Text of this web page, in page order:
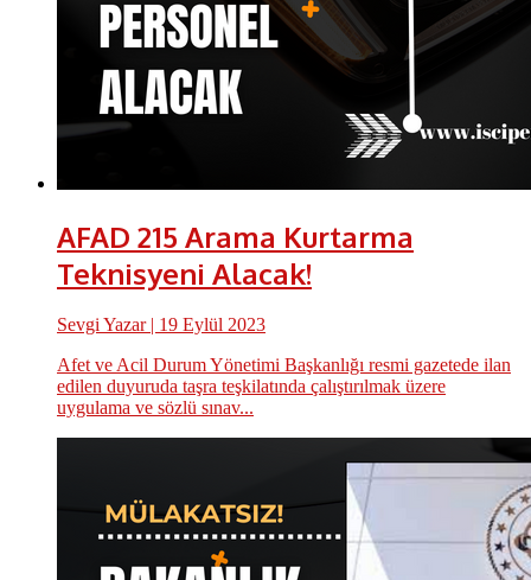
AFAD 215 Arama Kurtarma
Teknisyeni Alacak!
Sevgi Yazar| 19 Eylül 2023
Afet ve Acil Durum Yönetimi Başkanlığı resmi gazetede ilan
edilen duyuruda taşra teşkilatında çalıştırılmak üzere
uygulama ve sözlü sınav...